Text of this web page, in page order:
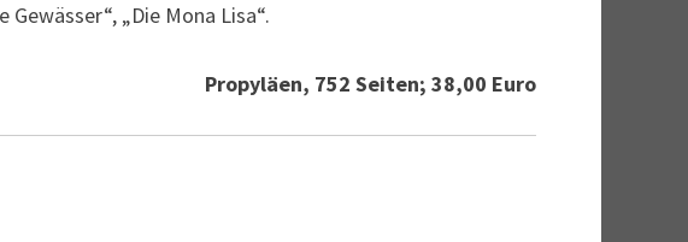
„Die Mona Lisa“.
Propyläen, 752 Seiten; 38,00 Euro